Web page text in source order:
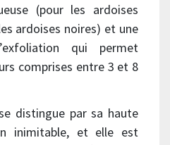
(pour les ardoises
ardoises noires) et une
qui permet
comprises entre 3 et 8
se distingue par sa haute
inimitable, et elle est